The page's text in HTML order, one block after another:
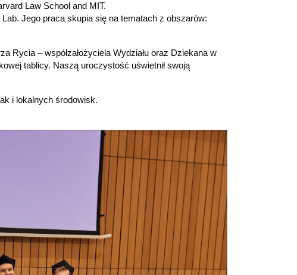
Law School and MIT.
Jego praca skupia się na tematach z obszarów:
Rycia – współzałożyciela Wydziału oraz Dziekana w
tablicy. Naszą uroczystość uświetnił swoją
i lokalnych środowisk.